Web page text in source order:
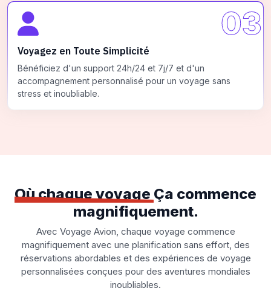
03
Voyagez en Toute Simplicité
Bénéficiez d'un support 24h/24 et 7j/7 et d'un
accompagnement personnalisé pour un voyage sans
stress et inoubliable.
Où chaque voyage Ça commence
magnifiquement.
Avec Voyage Avion, chaque voyage commence
magnifiquement avec une planification sans effort, des
réservations abordables et des expériences de voyage
personnalisées conçues pour des aventures mondiales
inoubliables.